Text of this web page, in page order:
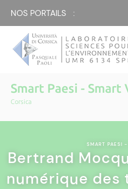
NOS PORTAILS :
Smart Paesi - Smart
Corsica
SMART PAESI
Bertrand
numérique des